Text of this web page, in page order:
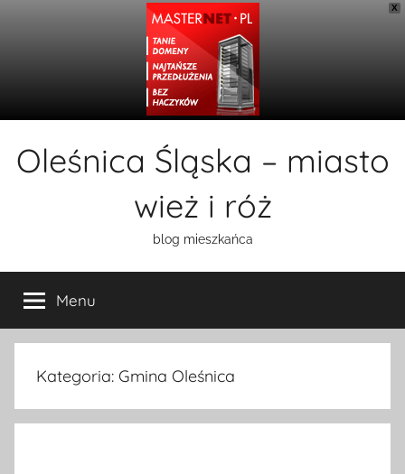
X
Oleśnica Śląska – miasto
wież i róż
blog mieszkańca
Menu
Kategoria: Gmina Oleśnica